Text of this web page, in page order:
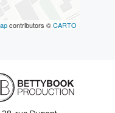
contributors ©CARTO